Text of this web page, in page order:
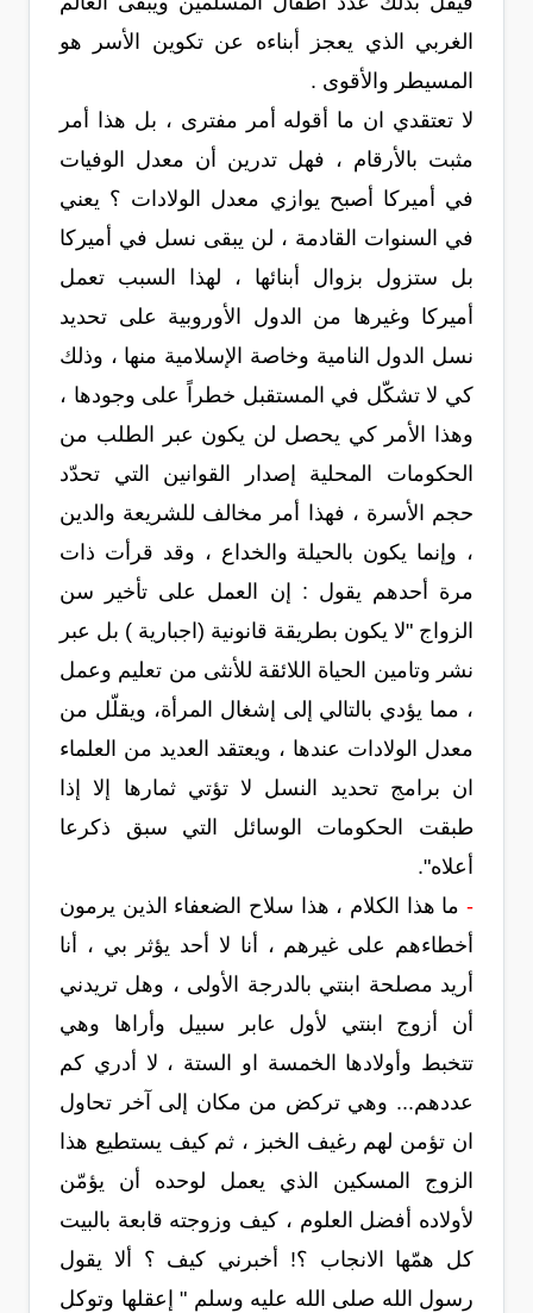
الغربي الذي يعجز أبناءه عن تكوين الأسر هو
المسيطر والأقوى .
لا تعتقدي ان ما أقوله أمر مفترى ، بل هذا أمر
مثبت بالأرقام ، فهل تدرين أن معدل الوفيات
في أميركا أصبح يوازي معدل الولادات ؟ يعني
في السنوات القادمة ، لن يبقى نسل في أميركا
بل ستزول بزوال أبنائها ، لهذا السبب تعمل
أميركا وغيرها من الدول الأوروبية على تحديد
نسل الدول النامية وخاصة الإسلامية منها ، وذلك
كي لا تشكّل في المستقبل خطراً على وجودها ،
وهذا الأمر كي يحصل لن يكون عبر الطلب من
الحكومات المحلية إصدار القوانين التي تحدّد
حجم الأسرة ، فهذا أمر مخالف للشريعة والدين
، وإنما يكون بالحيلة والخداع ، وقد قرأت ذات
مرة أحدهم يقول : إن العمل على تأخير سن
الزواج "لا يكون بطريقة قانونية (اجبارية ) بل عبر
نشر وتامين الحياة اللائقة للأنثى من تعليم وعمل
، مما يؤدي بالتالي إلى إشغال المرأة، ويقلّل من
معدل الولادات عندها ، ويعتقد العديد من العلماء
ان برامج تحديد النسل لا تؤتي ثمارها إلا إذا
طبقت الحكومات الوسائل التي سبق ذكرعا
أعلاه".
- ما هذا الكلام ، هذا سلاح الضعفاء الذين يرمون
أخطاءهم على غيرهم ، أنا لا أحد يؤثر بي ، أنا
أريد مصلحة ابنتي بالدرجة الأولى ، وهل تريدني
أن أزوج ابنتي لأول عابر سبيل وأراها وهي
تتخبط وأولادها الخمسة او الستة ، لا أدري كم
عددهم... وهي تركض من مكان إلى آخر تحاول
ان تؤمن لهم رغيف الخبز ، ثم كيف يستطيع هذا
الزوج المسكين الذي يعمل لوحده أن يؤمّن
لأولاده أفضل العلوم ، كيف وزوجته قابعة بالبيت
كل همّها الانجاب ؟! أخبرني كيف ؟ ألا يقول
رسول الله صلى الله عليه وسلم " إعقلها وتوكل